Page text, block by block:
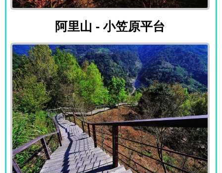
阿里山 - 小笠原平台
阿里山 - 小笠原平台